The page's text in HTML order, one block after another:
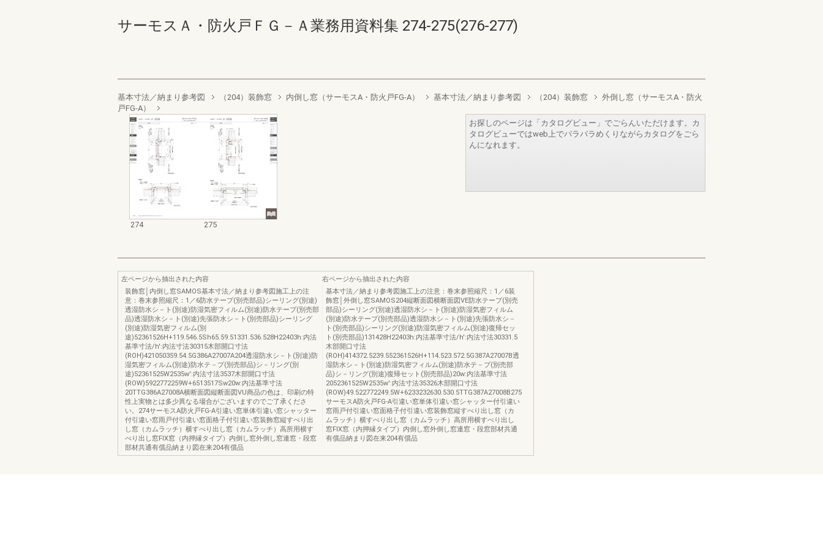
サーモスＡ・防火戸ＦＧ－Ａ業務用資料集 274-275(276-277)
基本寸法／納まり参考図 （204）装飾窓 内倒し窓（サーモスA・防火戸FG-A） 基本寸法／納まり参考図 （204）装飾窓
外倒し窓（サーモスA・防火
戸FG-A）
274 275
お探しのページは「カタログビュー」でごらんいただけます。カ
タログビューではweb上でパラパラめくりながらカタログをごら
んになれます。
左ページから抽出された内容
装飾窓│内倒し窓SAMOS基本寸法／納まり参考図施工上の注
意：巻末参照縮尺：1／6防水テープ(別売部品)シーリング(別途)
透湿防水シ－ト(別途)防湿気密フィルム(別途)防水テープ(別売部
品)透湿防水シ－ト(別途)先張防水シ－ト(別売部品)シーリング
(別途)防湿気密フィルム(別
途)52361526H+119.546.5Sh65.59.51331.536.528H22403h:内法
基準寸法/h':内法寸法30315木部開口寸法
(ROH)421050359.54.5G386A27007A204透湿防水シ－ト(別途)防
湿気密フィルム(別途)防水テ－プ(別売部品)シ－リング(別
途)52361525W2535w':内法寸法3537木部開口寸法
(ROW)5922772259W+6513517Sw20w:内法基準寸法
20TTG386A27008A横断面図縦断面図VU商品の色は、印刷の特
性上実物とは多少異なる場合がございますのでご了承くださ
い。274サーモスA防火戸FG-A引違い窓単体引違い窓シャッター
付引違い窓雨戸付引違い窓面格子付引違い窓装飾窓縦すべり出
し窓（カムラッチ）横すべり出し窓（カムラッチ）高所用横す
べり出し窓FIX窓（内押縁タイプ）内倒し窓外倒し窓連窓・段窓
部材共通有償品納まり図在来204有償品
右ページから抽出された内容
基本寸法／納まり参考図施工上の注意：巻末参照縮尺：1／6装
飾窓│外倒し窓SAMOS204縦断面図横断面図VE防水テープ(別売
部品)シーリング(別途)透湿防水シ－ト(別途)防湿気密フィルム
(別途)防水テープ(別売部品)透湿防水シ－ト(別途)先張防水シ－
ト(別売部品)シーリング(別途)防湿気密フィルム(別途)復帰セッ
ト(別売部品)131428H22403h:内法基準寸法/h':内法寸法30331.5
木部開口寸法
(ROH)414372.5239.552361526H+114.523.572.5G387A27007B透
湿防水シ－ト(別途)防湿気密フィルム(別途)防水テ－プ(別売部
品)シ－リング(別途)復帰セット(別売部品)20w:内法基準寸法
2052361525W2535w':内法寸法35326木部開口寸法
(ROW)49.522772249.5W+6233232630.530.5TTG387A27008B275
サーモスA防火戸FG-A引違い窓単体引違い窓シャッター付引違い
窓雨戸付引違い窓面格子付引違い窓装飾窓縦すべり出し窓（カ
ムラッチ）横すべり出し窓（カムラッチ）高所用横すべり出し
窓FIX窓（内押縁タイプ）内倒し窓外倒し窓連窓・段窓部材共通
有償品納まり図在来204有償品